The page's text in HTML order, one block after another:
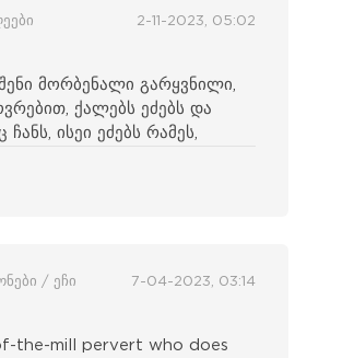
2-11-2023, 05:02
მორბენალი გარყვნილი,
ქალებს ეძებს და
ისეი ეძებს რამეს,
/ ეჩი 7-04-2023, 03:14
the-mill pervert who does